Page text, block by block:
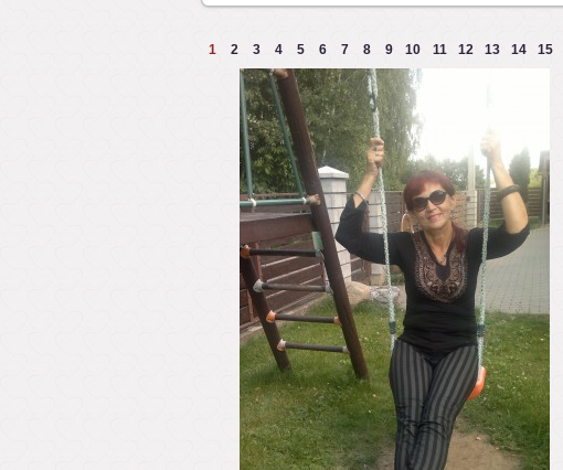
1 2 3 4 5 6 7 8 9 10 11 12 13 14 15